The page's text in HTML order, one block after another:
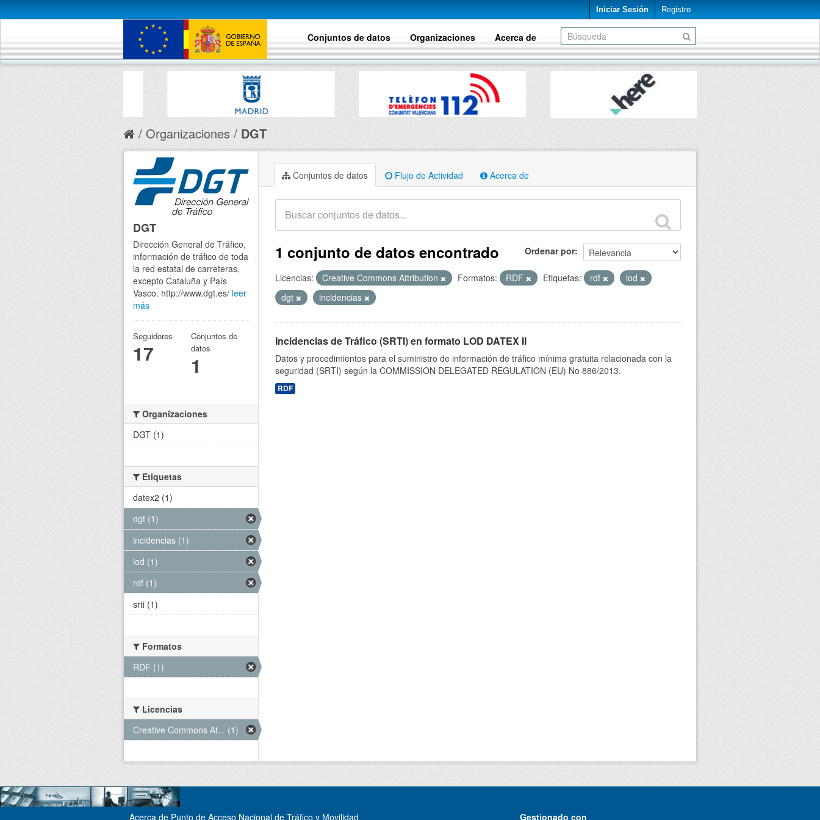
Iniciar Sesión Registro
Conjuntos de datos Organizaciones Acerca de
Organizaciones DGT
Conjuntos de datos Flujo de Actividad Acerca de
Ordenar por
1 conjunto de datos encontrado
Licencias: Creative Commons Attribution Formatos: RDF Etiquetas: rdf
lod
dgt
incidencias
Incidencias de Tráfico (SRTI) en formato LOD DATEX II
Datos y procedimientos para el suministro de información de tráfico mínima gratuita relacionada con la
seguridad (SRTI) según la COMMISSION DELEGATED REGULATION (EU) No 886/2013.
RDF
DGT
Dirección General de Tráfico,
información de tráfico de toda
la red estatal de carreteras,
excepto Cataluña y País
Vasco. http://www.dgt.es/ leer
más
Seguidores
17
Conjuntos de
datos
1
Organizaciones
DGT (1)
Etiquetas
datex2 (1)
dgt (1)
incidencias (1)
lod (1)
rdf (1)
srti (1)
Formatos
RDF (1)
Licencias
Creative Commons At... (1)
Acerca de Punto de Acceso Nacional de Tráfico y Movilidad Gestionado con